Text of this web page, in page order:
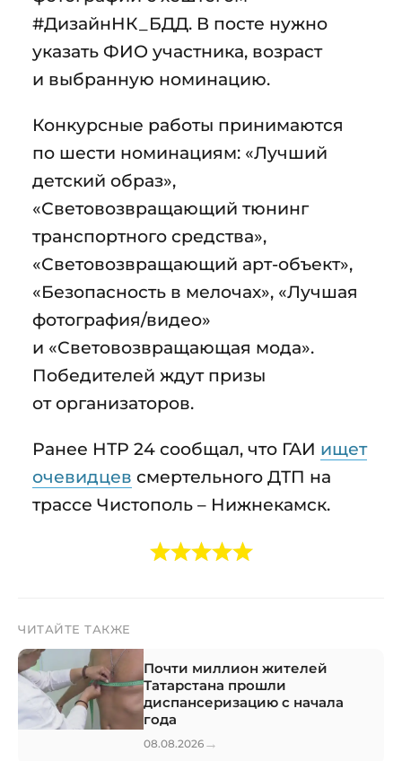
#ДизайнНК_БДД. В посте нужно
указать ФИО участника, возраст
и выбранную номинацию.
Конкурсные работы принимаются
по шести номинациям: «Лучший
детский образ»,
«Световозвращающий тюнинг
транспортного средства»,
«Световозвращающий арт-объект»,
«Безопасность в мелочах», «Лучшая
фотография/видео»
и «Световозвращающая мода».
Победителей ждут призы
от организаторов.
Ранее НТР 24 сообщал, что ГАИ ищет
очевидцев смертельного ДТП на
трассе Чистополь – Нижнекамск.
ЧИТАЙТЕ ТАКЖЕ
Почти миллион жителей
Татарстана прошли
диспансеризацию с начала
года
08.08.2026 →